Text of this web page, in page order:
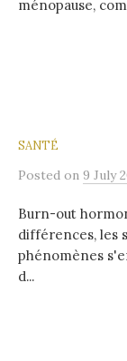
ménopause,
SANTÉ
Posted on 9 July
Burn-out
différences, les
phénomènes
d...